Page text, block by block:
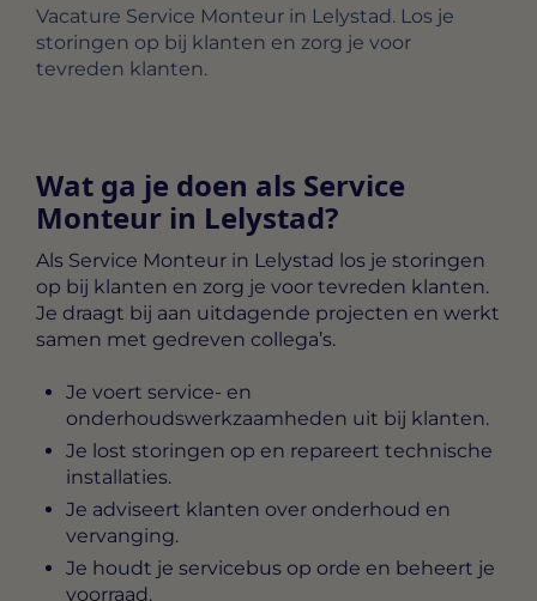
Vacature Service Monteur in Lelystad. Los je
storingen op bij klanten en zorg je voor
tevreden klanten.
Wat ga je doen als Service
Monteur in Lelystad?
Als Service Monteur in Lelystad los je storingen
op bij klanten en zorg je voor tevreden klanten.
Je draagt bij aan uitdagende projecten en werkt
samen met gedreven collega’s.
Je voert service- en
onderhoudswerkzaamheden uit bij klanten.
Je lost storingen op en repareert technische
installaties.
Je adviseert klanten over onderhoud en
vervanging.
Je houdt je servicebus op orde en beheert je
voorraad.